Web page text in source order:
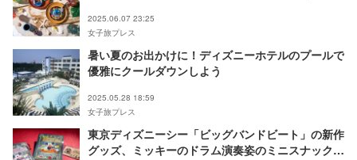
2025.06.07 23:25
女子旅プレス
暑い夏のお出かけに！ディズニーホテルのプールで
優雅にクールダウンしよう
2025.05.28 18:59
女子旅プレス
東京ディズニーシー「ビッグバンドビート」の新作
グッズ、ミッキーのドラム演奏姿のミニスナックケ